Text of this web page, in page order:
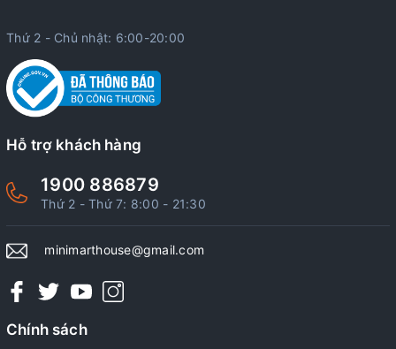
Thứ 2 - Chủ nhật: 6:00-20:00
Hỗ trợ khách hàng
1900 886879
Thứ 2 - Thứ 7: 8:00 - 21:30
minimarthouse@gmail.com
Chính sách